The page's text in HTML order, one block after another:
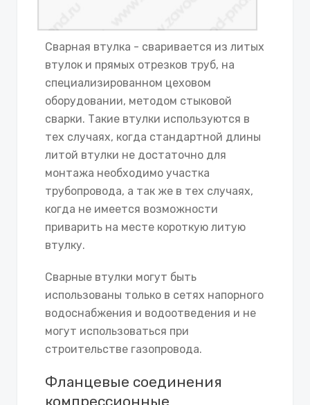
Сварная втулка - сваривается из литых
втулок и прямых отрезков труб, на
специализированном цеховом
оборудовании, методом стыковой
сварки. Такие втулки используются в
тех случаях, когда стандартной длины
литой втулки не достаточно для
монтажа необходимо участка
трубопровода, а так же в тех случаях,
когда не имеется возможности
приварить на месте короткую литую
втулку.
Сварные втулки могут быть
использованы только в сетях напорного
водоснабжения и водоотведения и не
могут использоваться при
строительстве газопровода.
Фланцевые соединения
компрессионные